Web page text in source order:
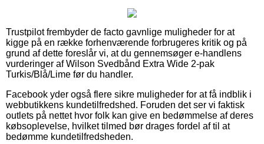
Trustpilot frembyder de facto gavnlige muligheder for at
kigge på en række forhenværende forbrugeres kritik og på
grund af dette foreslår vi, at du gennemsøger e-handlens
vurderinger af Wilson Svedbånd Extra Wide 2-pak
Turkis/Blå/Lime før du handler.
Facebook yder også flere sikre muligheder for at få indblik i
webbutikkens kundetilfredshed. Foruden det ser vi faktisk
outlets på nettet hvor folk kan give en bedømmelse af deres
købsoplevelse, hvilket tilmed bør drages fordel af til at
bedømme kundetilfredsheden.